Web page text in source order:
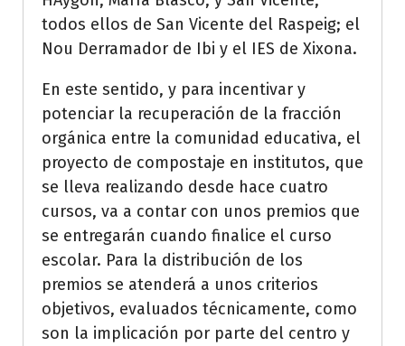
todos ellos de San Vicente del Raspeig; el
Nou Derramador de Ibi y el IES de Xixona.
En este sentido, y para incentivar y
potenciar la recuperación de la fracción
orgánica entre la comunidad educativa, el
proyecto de compostaje en institutos, que
se lleva realizando desde hace cuatro
cursos, va a contar con unos premios que
se entregarán cuando finalice el curso
escolar. Para la distribución de los
premios se atenderá a unos criterios
objetivos, evaluados técnicamente, como
son la implicación por parte del centro y